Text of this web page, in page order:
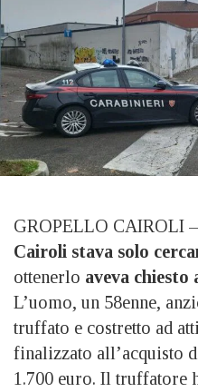
GROPELLO CAIROLI
Cairoli stava solo
ottenerlo aveva chiesto
L’uomo, un 58enne,
truffato e costretto ad
finalizzato all’acquisto
1.700 euro. Il truffatore